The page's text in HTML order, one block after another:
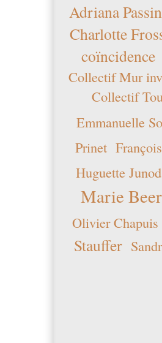
Adriana
Charlotte
coïncidence
Collectif Mur
Collectif
Emmanuelle
Prinet
Huguette Junod
Marie Beer
Olivier Chapuis
Stauffer